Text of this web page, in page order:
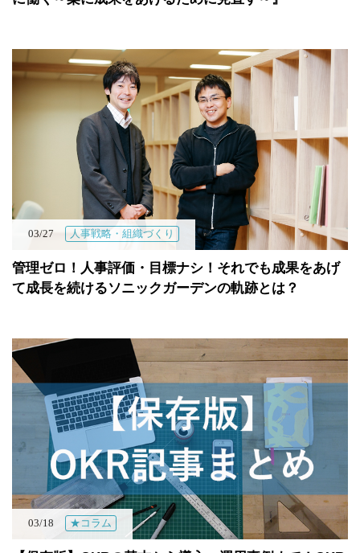
管理ゼロ！人事評価・目標ナシ！それでも成果をあげ
て成長を続けるソニックガーデンの軌跡とは？
03/27 人事戦略・組織づくり
03/18 ★コラム